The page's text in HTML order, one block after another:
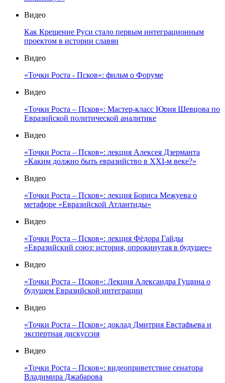
Видео
Как Крещение Руси стало первым интеграционным
проектом в истории славян
Видео
«Точки Роста - Псков»: фильм о Форуме
Видео
«Точки Роста – Псков»: Мастер-класс Юрия Шевцова по
Евразийской политической аналитике
Видео
«Точки Роста – Псков»: лекция Алексея Дзерманта
«Каким должно быть евразийство в XXI-м веке?»
Видео
«Точки Роста – Псков»: лекция Бориса Межуева о
метафоре «Евразийской Атлантиды»
Видео
«Точки Роста – Псков»: лекция Фёдора Гайды
«Евразийский союз: история, опрокинутая в будущее»
Видео
«Точки Роста – Псков»: Лекция Александра Гущина о
будущем Евразийской интеграции
Видео
«Точки Роста – Псков»: доклад Дмитрия Евстафьева и
экспертная дискуссия
Видео
«Точки Роста – Псков»: видеоприветствие сенатора
Владимира Джабарова